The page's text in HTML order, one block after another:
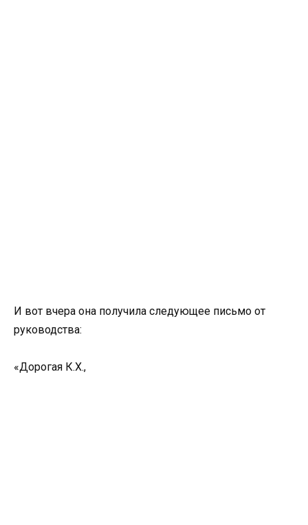
И вот вчера она получила следующее письмо от
руководства:
«Дорогая К.Х.,